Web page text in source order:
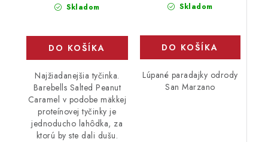
Skladom
DO KOŠÍKA
Najžiadanejšia tyčinka.
Barebells Salted Peanut
Caramel v podobe mäkkej
proteínovej tyčinky je
jednoducho lahôdka, za
ktorú by ste dali dušu.
Skladom
DO KOŠÍKA
Lúpané paradajky odrody
San Marzano